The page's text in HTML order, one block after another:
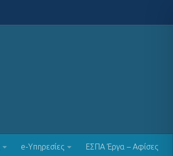
e-Υπηρεσίες ΕΣΠΑ Έργα – Αφίσες